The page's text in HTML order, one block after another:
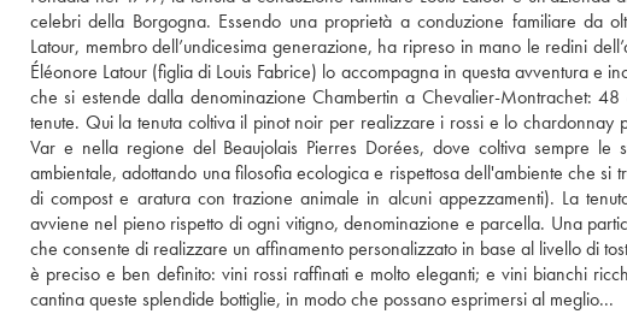
celebri della Borgogna. Essendo una proprietà a conduzione familiare da
Latour, membro dell’undicesima generazione, ha ripreso in mano le redini
Éléonore Latour (figlia di Louis Fabrice) lo accompagna in questa avventura e
che si estende dalla denominazione Chambertin a Chevalier-Montrachet:
tenute. Qui la tenuta coltiva il pinot noir per realizzare i rossi e lo
Var e nella regione del Beaujolais Pierres Dorées, dove coltiva sempre le
ambientale, adottando una filosofia ecologica e rispettosa dell'ambiente che si
di compost e aratura con trazione animale in alcuni appezzamenti). La
avviene nel pieno rispetto di ogni vitigno, denominazione e parcella. Una
che consente di realizzare un affinamento personalizzato in base al livello di
è preciso e ben definito: vini rossi raffinati e molto eleganti; e vini bianchi
cantina queste splendide bottiglie, in modo che possano esprimersi al meglio...